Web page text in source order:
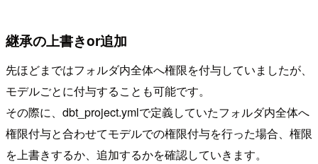
継承の上書きor追加
先ほどまではフォルダ内全体へ権限を付与していましたが、
モデルごとに付与することも可能です。
その際に、dbt_project.ymlで定義していたフォルダ内全体へ
権限付与と合わせてモデルでの権限付与を行った場合、権限
を上書きするか、追加するかを確認していきます。